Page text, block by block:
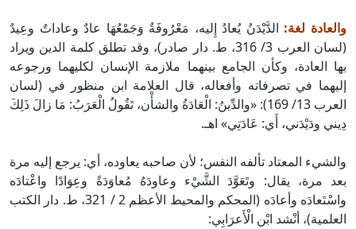
والعادة لغة: الدَّيْدَنُ يُعادُ إِليه، مَعْرُوفَةٌ وَجَمْعُهَا عادٌ وعاداتٌ وعِيدٌ
(لسان العرب 3/ 316، ط. دار صادر)، وقد تطلق كلمة الدين ويراد
بها العادة، وكأن الجامع بينهما ملازمة الإنسان لكليهما ورجوعه
إليهما في تصرفاته وأفعاله، قال العلامة ابن منظور في (لسان
العرب 13/ 169): «والدِّينُ: الْعَادَةُ والشأْن، تَقُولُ الْعَرَبُ: مَا زالَ ذَلِكَ
دِيني ودَيْدَني، أَي: عَادَتِي» اهـ.
والشيء المعتاد تألفه النفس؛ لأن صاحبه يعاوده، أي: يرجع إليه مرة
بعد مرة، يقال: وتَعَوَّدَ الشَّيْء وعاودَهُ مُعاوَدَةً وعِوَادًا واعْتادَه
واسْتَعادَه وأعادَه (المحكم والمحيط الأعظم 2 / 321، ط. دار الكتب
العلمية)، أنْشد ابْن الْأَعرَابِي: